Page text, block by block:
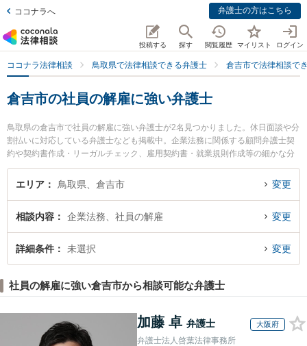
ココナラへ 弁護士の方はこちら
投稿する 探す 閲覧履歴 マイリスト ログイン
ココナラ法律相談 鳥取県で法律相談できる弁護士 倉吉市で法律相談で
倉吉市の社員の解雇に強い弁護士
鳥取県の倉吉市で社員の解雇に強い弁護士が2名見つかりました。休日面談や分
割払いに対応している弁護士なども掲載中。企業法務に関係する顧問弁護士契
約や契約書作成・リーガルチェック、雇用契約書・就業規則作成等の細かな分
野での絞り込み検索もでき便利です。特に倉吉ひかり法律事務所の辻本 周平弁
護士や倉吉うつぶき法律事務所の濵田 卓志弁護士のプロフィール情報や弁護士
の実績豊富な近くの弁護士を検索したい』『初回相談無料で社員の解雇を法律
相談できる倉吉市内の弁護士に相談予約したい』などでお困りの相談者さんに
おすすめです。
エリア 鳥取県、倉吉市 変更
相談内容 企業法務、社員の解雇 変更
詳細条件 未選択 変更
社員の解雇に強い倉吉市から相談可能な弁護士
加藤 卓 弁護士 大阪府
弁護士法人啓葉法律事務所